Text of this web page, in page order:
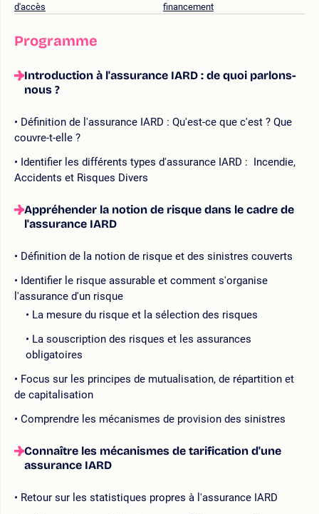
d'accès
financement
Programme
Introduction à l'assurance IARD : de quoi parlons-
nous ?
Définition de l'assurance IARD : Qu'est-ce que c'est ? Que
couvre-t-elle ?
Identifier les différents types d'assurance IARD : Incendie,
Accidents et Risques Divers
Appréhender la notion de risque dans le cadre de
l'assurance IARD
Définition de la notion de risque et des sinistres couverts
Identifier le risque assurable et comment s'organise
l'assurance d'un risque
La mesure du risque et la sélection des risques
La souscription des risques et les assurances
obligatoires
Focus sur les principes de mutualisation, de répartition et
de capitalisation
Comprendre les mécanismes de provision des sinistres
Connaître les mécanismes de tarification d'une
assurance IARD
Retour sur les statistiques propres à l'assurance IARD